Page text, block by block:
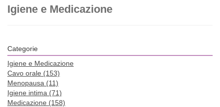
Igiene e Medicazione
Categorie
Igiene e Medicazione
Cavo orale (153)
Menopausa (11)
Igiene intima (71)
Medicazione (158)